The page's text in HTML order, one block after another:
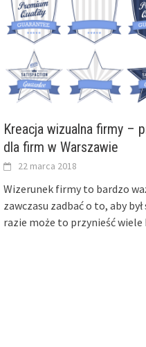
Kreacja wizualna firmy –
dla firm w Warszawie
22 marca 2018
Wizerunek firmy to bardzo
zawczasu zadbać o to, aby
razie może to przynieść wiele